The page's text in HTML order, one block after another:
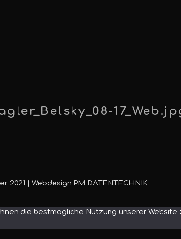
2021 | Webdesign PM DATENTECHNIK
die bestmögliche Nutzung unserer